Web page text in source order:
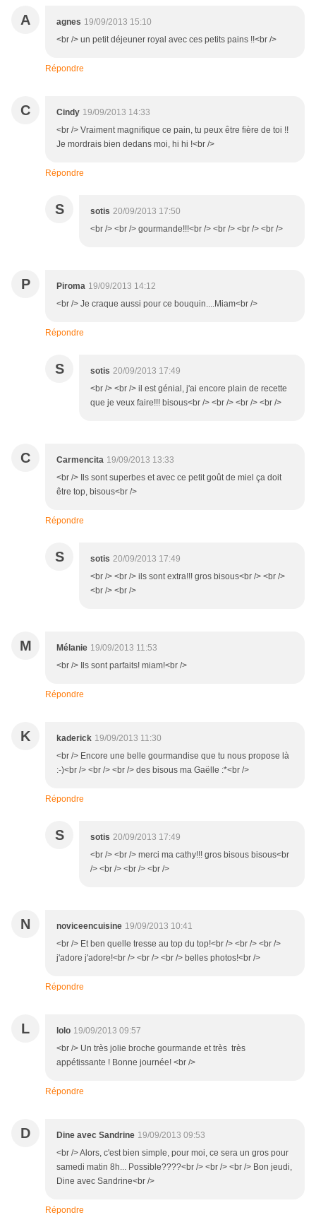
A agnes 19/09/2013 15:10
<br /> un petit déjeuner royal avec ces petits pains !!<br />
Répondre
C Cindy 19/09/2013 14:33
<br /> Vraiment magnifique ce pain, tu peux être fière de toi !!
Je mordrais bien dedans moi, hi hi !<br />
Répondre
S sotis 20/09/2013 17:50
<br /> <br /> gourmande!!!<br /> <br /> <br /> <br />
P Piroma 19/09/2013 14:12
<br /> Je craque aussi pour ce bouquin....Miam<br />
Répondre
S sotis 20/09/2013 17:49
<br /> <br /> il est génial, j'ai encore plain de recette
que je veux faire!!! bisous<br /> <br /> <br /> <br />
C Carmencita 19/09/2013 13:33
<br /> Ils sont superbes et avec ce petit goût de miel ça doit
être top, bisous<br />
Répondre
S sotis 20/09/2013 17:49
<br /> <br /> ils sont extra!!! gros bisous<br /> <br />
<br /> <br />
M Mélanie 19/09/2013 11:53
<br /> Ils sont parfaits! miam!<br />
Répondre
K kaderick 19/09/2013 11:30
<br /> Encore une belle gourmandise que tu nous propose là
:-)<br /> <br /> <br /> des bisous ma Gaëlle :*<br />
Répondre
S sotis 20/09/2013 17:49
<br /> <br /> merci ma cathy!!! gros bisous bisous<br
/> <br /> <br /> <br />
N noviceencuisine 19/09/2013 10:41
<br /> Et ben quelle tresse au top du top!<br /> <br /> <br />
j'adore j'adore!<br /> <br /> <br /> belles photos!<br />
Répondre
L lolo 19/09/2013 09:57
<br /> Un très jolie broche gourmande et très très
appétissante ! Bonne journée! <br />
Répondre
D Dine avec Sandrine 19/09/2013 09:53
<br /> Alors, c'est bien simple, pour moi, ce sera un gros pour
samedi matin 8h... Possible????<br /> <br /> <br /> Bon jeudi,
Dine avec Sandrine<br />
Répondre